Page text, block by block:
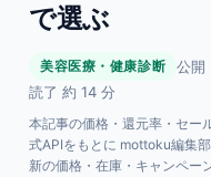
で選ぶ
美容医療・健康診断 公
読了 約 14 分
本記事の価格・還元率・セー
式APIをもとに mottoku編集
新の価格・在庫・キャンペー